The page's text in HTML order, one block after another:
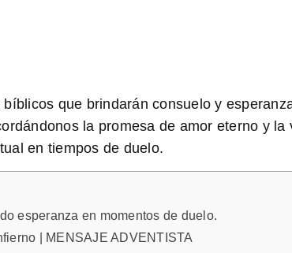
bíblicos que brindarán consuelo y
la promesa de amor eterno y
en tiempos de duelo.
esperanza en momentos de duelo.
| MENSAJE ADVENTISTA